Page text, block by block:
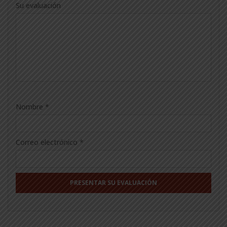
Su evaluación
Nombre *
Correo electrónico *